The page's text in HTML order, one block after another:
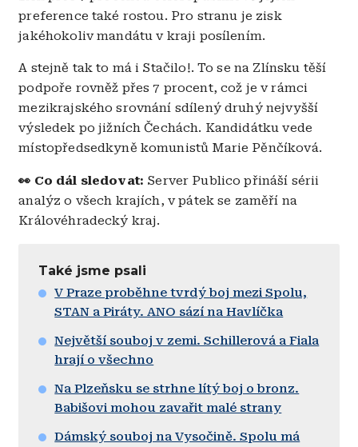
preference také rostou. Pro stranu je zisk
jakéhokoliv mandátu v kraji posílením.
A stejně tak to má i Stačilo!. To se na Zlínsku těší
podpoře rovněž přes 7 procent, což je v rámci
mezikrajského srovnání sdílený druhý nejvyšší
výsledek po jižních Čechách. Kandidátku vede
místopředsedkyně komunistů Marie Pěnčíková.
👀 Co dál sledovat: Server Publico přináší sérii
analýz o všech krajích, v pátek se zaměří na
Královéhradecký kraj.
Také jsme psali
V Praze proběhne tvrdý boj mezi Spolu,
STAN a Piráty. ANO sází na Havlíčka
Největší souboj v zemi. Schillerová a Fiala
hrají o všechno
Na Plzeňsku se strhne lítý boj o bronz.
Babišovi mohou zavařit malé strany
Dámský souboj na Vysočině. Spolu má